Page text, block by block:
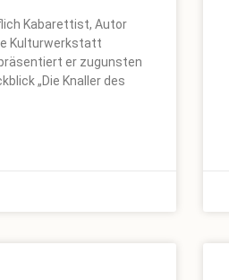
Kabarettist, Autor
Kulturwerkstatt
er zugunsten
„Die Knaller des